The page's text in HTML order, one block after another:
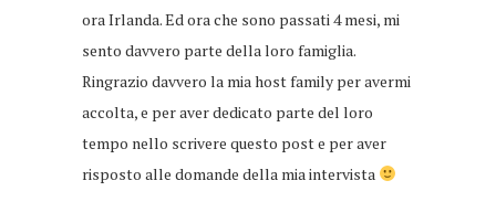
ora Irlanda. Ed ora che sono passati 4 mesi, mi
sento davvero parte della loro famiglia.
Ringrazio davvero la mia host family per avermi
accolta, e per aver dedicato parte del loro
tempo nello scrivere questo post e per aver
risposto alle domande della mia intervista